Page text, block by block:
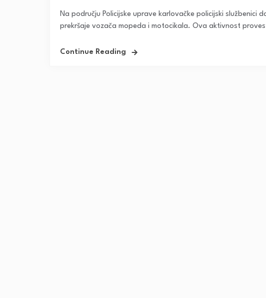
Na području Policijske uprave karlovačke policijski službenici
prekršaje vozača mopeda i motocikala. Ova aktivnost
Continue Reading